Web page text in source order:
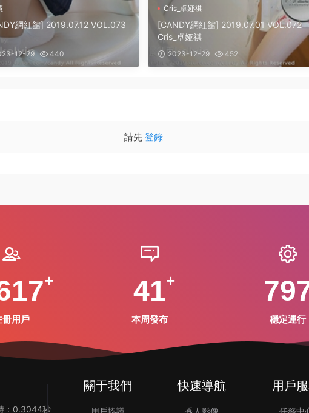
網紅館] 2019.07.12 VOL.073
12-29 440
Cris_卓娅祺
[CANDY網紅館] 2019.07.01 VOL.072
Cris_卓娅祺
2023-12-29 452
請先 登錄
冊用戶
41
本周發布 穩定運行
：0.3044秒
關于我們 快速導航 用戶